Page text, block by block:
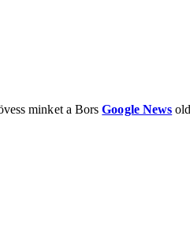
minket a BorsGoogle News